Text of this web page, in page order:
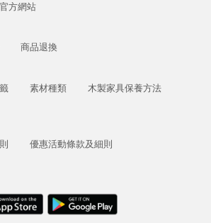
方網站
商品退換
素材種類
木製家具保養方法
優惠活動條款及細則